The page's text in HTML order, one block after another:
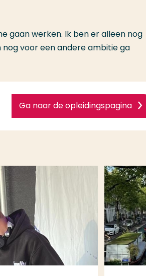
gaan werken. Ik ben er alleen nog
voor een andere ambitie ga
Ga naar de opleidingspagina